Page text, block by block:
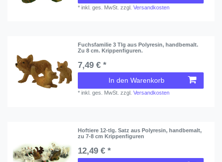
*inkl. ges. MwSt. zzgl.Versandkosten
Fuchsfamilie 3 Tlg aus Polyresin, handbemalt.
Zu 8 cm. Krippenfiguren.
7,49 € *
In den Warenkorb
*inkl. ges. MwSt. zzgl.Versandkosten
Hoftiere 12-tlg. Satz aus Polyresin, handbemalt,
zu 7-8 cm Krippenfiguren
12,49 € *